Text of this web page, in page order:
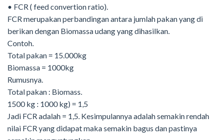
• FCR ( feed convertion ratio).
FCR merupakan perbandingan antara jumlah pakan yang di
berikan dengan Biomassa udang yang dihasilkan.
Contoh.
Total pakan = 15.000kg
Biomassa = 1000kg
Rumusnya.
Total pakan : Biomass.
1500 kg : 1000 kg) = 1,5
Jadi FCR adalah = 1,5. Kesimpulannya adalah semakin rendah
nilai FCR yang didapat maka semakin bagus dan pastinya